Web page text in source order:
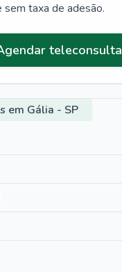
sem taxa de adesão.
teleconsulta
em Gália - SP